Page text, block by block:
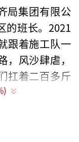
局集团有限公
的班长。2021
跟着施工队一
风沙肆虐，
扛着二百多斤
沙漠中反复开